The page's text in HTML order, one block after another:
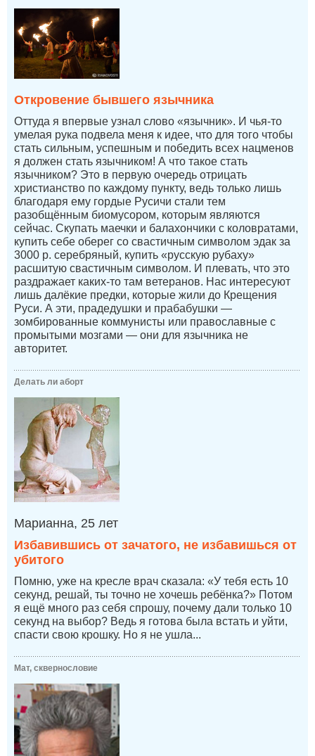
Откровение бывшего язычника
Оттуда я впервые узнал слово «язычник». И чья-то
умелая рука подвела меня к идее, что для того чтобы
стать сильным, успешным и победить всех нацменов
я должен стать язычником! А что такое стать
язычником? Это в первую очередь отрицать
христианство по каждому пункту, ведь только лишь
благодаря ему гордые Русичи стали тем
разобщённым биомусором, которым являются
сейчас. Скупать маечки и балахончики с коловратами,
купить себе оберег со свастичным символом эдак за
3000 р. серебряный, купить «русскую рубаху»
расшитую свастичным символом. И плевать, что это
раздражает каких-то там ветеранов. Нас интересуют
лишь далёкие предки, которые жили до Крещения
Руси. А эти, прадедушки и прабабушки —
зомбированные коммунисты или православные с
промытыми мозгами — они для язычника не
авторитет.
Делать ли аборт
Марианна, 25 лет
Избавившись от зачатого, не избавишься от
убитого
Помню, уже на кресле врач сказала: «У тебя есть 10
секунд, решай, ты точно не хочешь ребёнка?» Потом
я ещё много раз себя спрошу, почему дали только 10
секунд на выбор? Ведь я готова была встать и уйти,
спасти свою крошку. Но я не ушла...
Мат, сквернословие